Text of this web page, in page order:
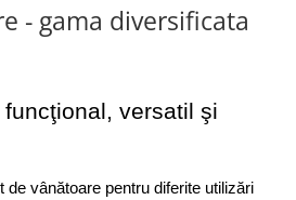
- gama diversificata
versatil şi
de vânătoare pentru diferite utilizări